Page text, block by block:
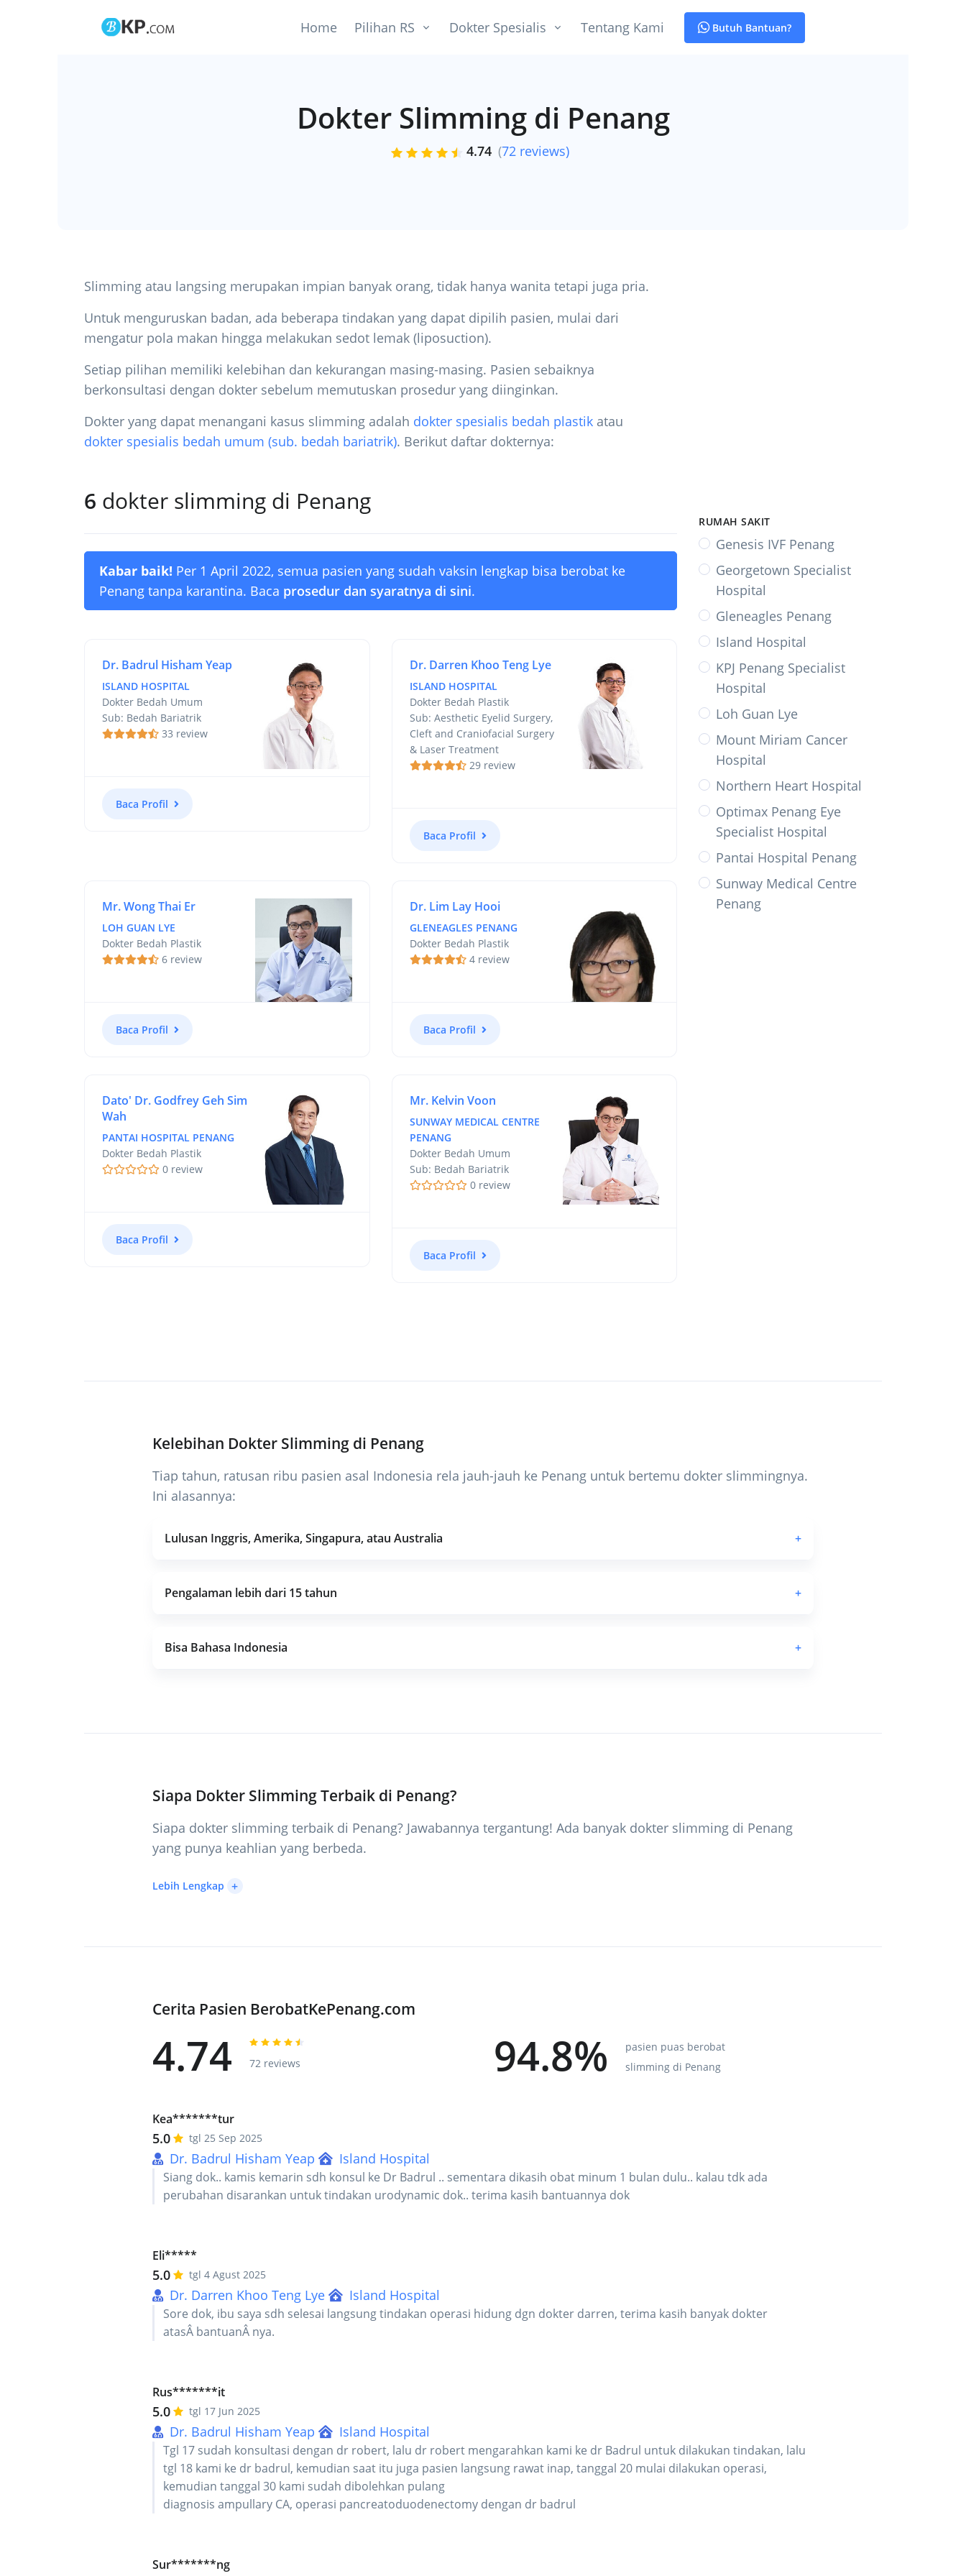
Home Pilihan RS Dokter Spesialis Tentang Kami Butuh Bantuan?
Dokter Slimming di Penang
4.74 (72 reviews)
Slimming atau langsing merupakan impian banyak orang, tidak hanya wanita tetapi juga pria.
Untuk menguruskan badan, ada beberapa tindakan yang dapat dipilih pasien, mulai dari
mengatur pola makan hingga melakukan sedot lemak (liposuction).
Setiap pilihan memiliki kelebihan dan kekurangan masing-masing. Pasien sebaiknya
berkonsultasi dengan dokter sebelum memutuskan prosedur yang diinginkan.
Dokter yang dapat menangani kasus slimming adalah dokter spesialis bedah plastik atau
dokter spesialis bedah umum (sub. bedah bariatrik). Berikut daftar dokternya:
RUMAH SAKIT
Genesis IVF Penang
Georgetown Specialist
Hospital
Gleneagles Penang
Island Hospital
KPJ Penang Specialist
Hospital
Loh Guan Lye
Mount Miriam Cancer
Hospital
Northern Heart Hospital
Optimax Penang Eye
Specialist Hospital
Pantai Hospital Penang
Sunway Medical Centre
Penang
6 dokter slimming di Penang
Kabar baik! Per 1 April 2022, semua pasien yang sudah vaksin lengkap bisa berobat ke
Penang tanpa karantina. Baca prosedur dan syaratnya di sini.
Dr. Badrul Hisham Yeap
ISLAND HOSPITAL
Dokter Bedah Umum
Sub: Bedah Bariatrik
33 review
Baca Profil
Dr. Darren Khoo Teng Lye
ISLAND HOSPITAL
Dokter Bedah Plastik
Sub: Aesthetic Eyelid Surgery,
Cleft and Craniofacial Surgery
& Laser Treatment
29 review
Baca Profil
Mr. Wong Thai Er
LOH GUAN LYE
Dokter Bedah Plastik
6 review
Baca Profil
Dr. Lim Lay Hooi
GLENEAGLES PENANG
Dokter Bedah Plastik
4 review
Baca Profil
Dato' Dr. Godfrey Geh Sim
Wah
PANTAI HOSPITAL PENANG
Dokter Bedah Plastik
0 review
Baca Profil
Mr. Kelvin Voon
SUNWAY MEDICAL CENTRE
PENANG
Dokter Bedah Umum
Sub: Bedah Bariatrik
0 review
Baca Profil
Kelebihan Dokter Slimming di Penang
Tiap tahun, ratusan ribu pasien asal Indonesia rela jauh-jauh ke Penang untuk bertemu dokter slimmingnya.
Ini alasannya:
Lulusan Inggris, Amerika, Singapura, atau Australia +
Pengalaman lebih dari 15 tahun +
Bisa Bahasa Indonesia +
Siapa Dokter Slimming Terbaik di Penang?
Siapa dokter slimming terbaik di Penang? Jawabannya tergantung! Ada banyak dokter slimming di Penang
yang punya keahlian yang berbeda.
Lebih Lengkap +
Cerita Pasien BerobatKePenang.com
4.74 72 reviews 94.8%
pasien puas berobat
slimming di Penang
Kea*******tur
5.0 tgl 25 Sep 2025
Dr. Badrul Hisham Yeap Island Hospital
Siang dok.. kamis kemarin sdh konsul ke Dr Badrul .. sementara dikasih obat minum 1 bulan dulu.. kalau tdk ada
perubahan disarankan untuk tindakan urodynamic dok.. terima kasih bantuannya dok
Eli*****
5.0 tgl 4 Agust 2025
Dr. Darren Khoo Teng Lye Island Hospital
Sore dok, ibu saya sdh selesai langsung tindakan operasi hidung dgn dokter darren, terima kasih banyak dokter
atasÂ bantuanÂ nya.
Rus*******it
5.0 tgl 17 Jun 2025
Dr. Badrul Hisham Yeap Island Hospital
Tgl 17 sudah konsultasi dengan dr robert, lalu dr robert mengarahkan kami ke dr Badrul untuk dilakukan tindakan, lalu
tgl 18 kami ke dr badrul, kemudian saat itu juga pasien langsung rawat inap, tanggal 20 mulai dilakukan operasi,
kemudian tanggal 30 kami sudah dibolehkan pulang
diagnosis ampullary CA, operasi pancreatoduodenectomy dengan dr badrul
Sur*******ng